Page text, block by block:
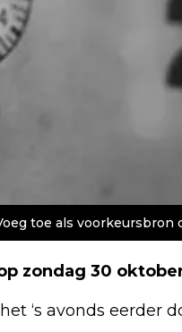
toe als voorkeursbron
zondag 30
‘s avonds eerder